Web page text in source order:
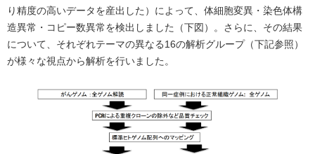
り精度の高いデータを産出した）によって、体細胞変異・染色体構
造異常・コピー数異常を検出しました（下図）。さらに、その結果
について、それぞれテーマの異なる16の解析グループ（下記参照）
が様々な視点から解析を行いました。